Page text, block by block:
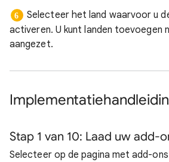
Selecteer het land waarvoor u
activeren. U kunt landen toevoegen
aangezet.
Stap 1 van 10: Laad uw add-
Selecteer op de pagina met add-